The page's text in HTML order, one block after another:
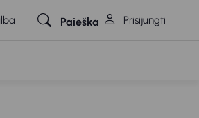
Paieška Prisijungti